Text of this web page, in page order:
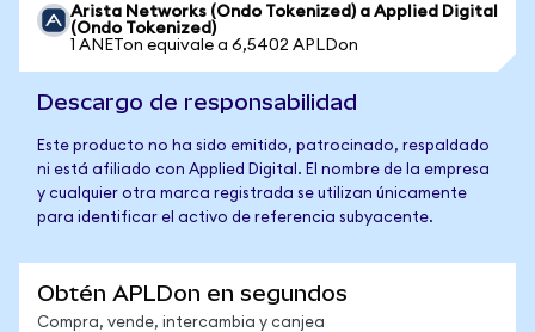
Arista Networks (Ondo Tokenized) a Applied Digital
(Ondo Tokenized)
1 ANETon equivale a 6,5402 APLDon
Descargo de responsabilidad
Este producto no ha sido emitido, patrocinado, respaldado
ni está afiliado con Applied Digital. El nombre de la empresa
y cualquier otra marca registrada se utilizan únicamente
para identificar el activo de referencia subyacente.
Obtén APLDon en segundos
Compra, vende, intercambia y canjea